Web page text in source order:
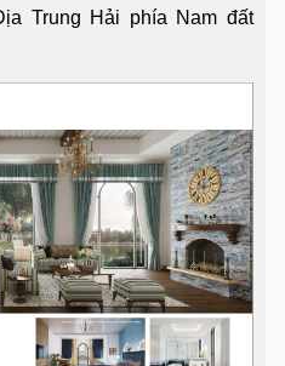
Trung Hải phía Nam đất